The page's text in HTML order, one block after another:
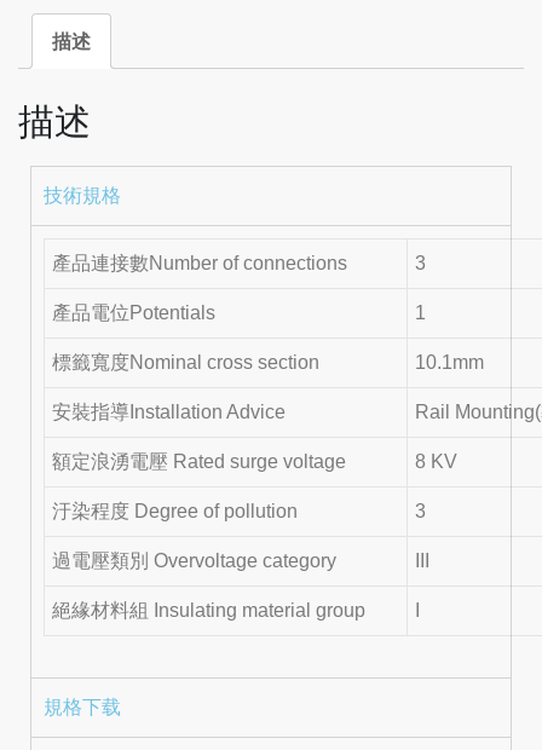
描述
描述
技術規格
產品連接數Number of connections 3
產品電位Potentials 1
標籤寬度Nominal cross section 10.1mm
安裝指導Installation Advice Rail
額定浪湧電壓 Rated surge voltage 8 KV
汙染程度 Degree of pollution 3
過電壓類別 Overvoltage category
絕緣材料組 Insulating material group
規格下载